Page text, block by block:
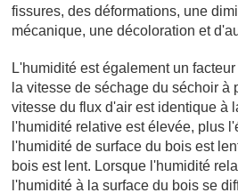
fissures, des déformations, une
mécanique, une décoloration et
L'humidité est également un
la vitesse de séchage du séchoir à
vitesse du flux d'air est identique à
l'humidité relative est élevée, plus
l'humidité de surface du bois est
bois est lent. Lorsque l'humidité
l'humidité à la surface du bois se